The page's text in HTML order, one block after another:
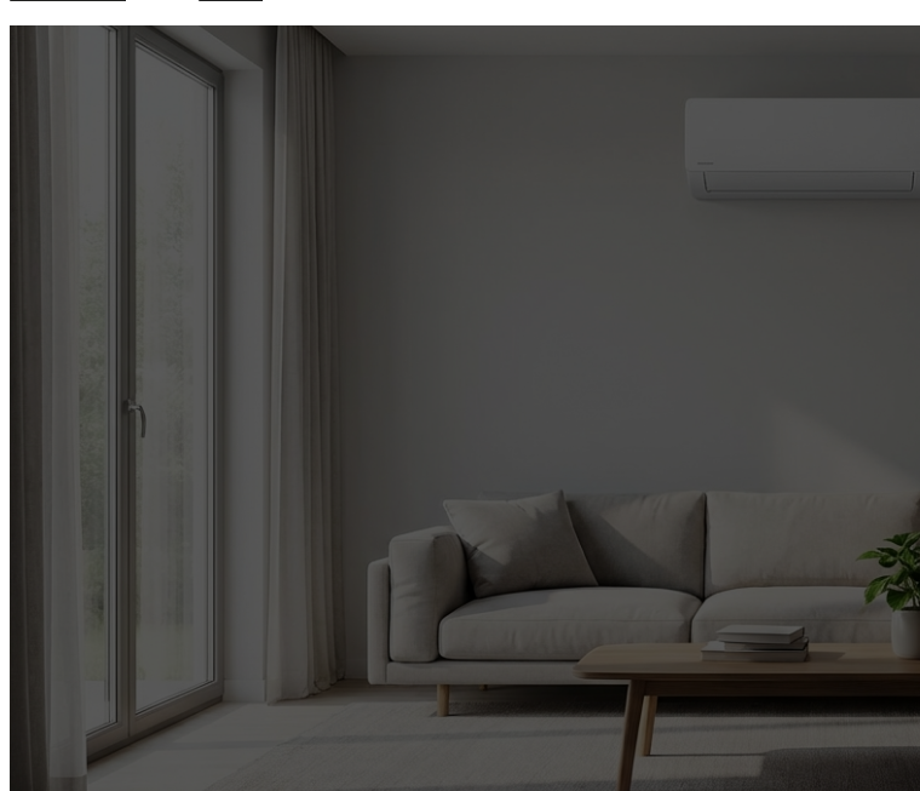
Contactez-nous aujourd'hui pour un service rapide et facile!